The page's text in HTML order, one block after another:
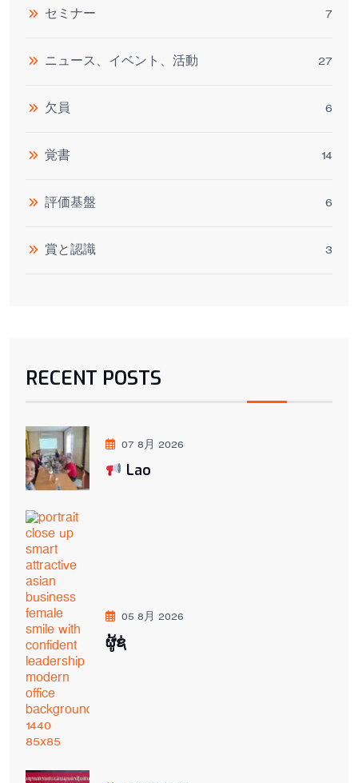
セミナー 7
ニュース、イベント、活動 27
欠員 6
覚書 14
評価基盤 6
賞と認識 3
RECENT POSTS
07 8月 2026
Lao
05 8月 2026
ຜູ້ຊ່